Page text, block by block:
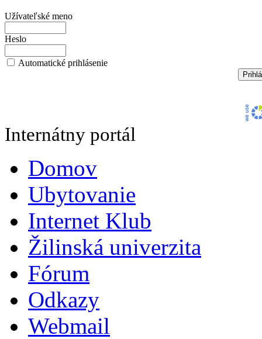
Užívateľské meno
Heslo
Automatické prihlásenie
Internátny portál
Domov
Ubytovanie
Internet Klub
Žilinská univerzita
Fórum
Odkazy
Webmail